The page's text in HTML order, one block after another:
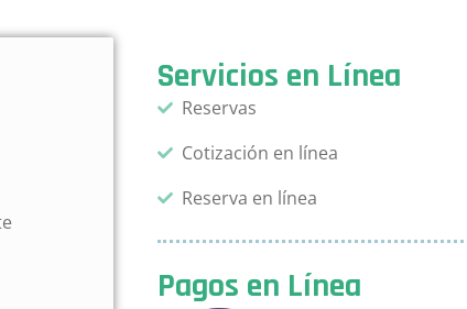
Servicios en Línea
Reservas
Cotización en línea
Reserva en línea
Pagos en Línea